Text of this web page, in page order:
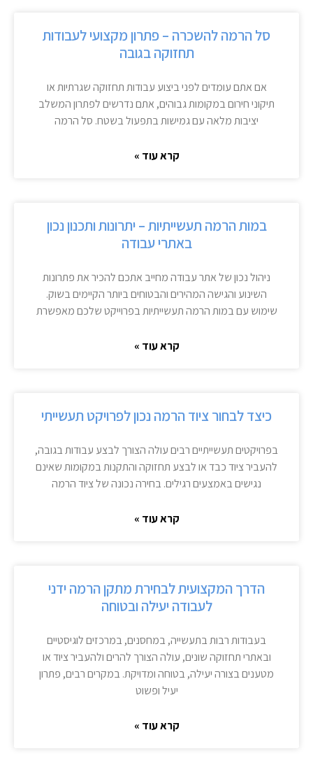
סל הרמה להשכרה – פתרון מקצועי לעבודות
תחזוקה בגובה
אם אתם עומדים לפני ביצוע עבודות תחזוקה שגרתיות או
תיקוני חירום במקומות גבוהים, אתם נדרשים לפתרון המשלב
יציבות מלאה עם גמישות בתפעול בשטח. סל הרמה
קרא עוד »
במות הרמה תעשייתיות – יתרונות ותכנון נכון
באתרי עבודה
ניהול נכון של אתר עבודה מחייב אתכם להכיר את פתרונות
השינוע והגישה המהירים והבטוחים ביותר הקיימים בשוק.
שימוש עם במות הרמה תעשייתיות בפרוייקט שלכם מאפשרת
קרא עוד »
כיצד לבחור ציוד הרמה נכון לפרויקט תעשייתי
בפרויקטים תעשייתיים רבים עולה הצורך לבצע עבודות בגובה,
להעביר ציוד כבד או לבצע תחזוקה והתקנות במקומות שאינם
נגישים באמצעים רגילים. בחירה נכונה של ציוד הרמה
קרא עוד »
הדרך המקצועית לבחירת מתקן הרמה ידני
לעבודה יעילה ובטוחה
בעבודות רבות בתעשייה, במחסנים, במרכזים לוגיסטיים
ובאתרי תחזוקה שונים, עולה הצורך להרים ולהעביר ציוד או
מטענים בצורה יעילה, בטוחה ומדויקת. במקרים רבים, פתרון
יעיל ופשוט
קרא עוד »